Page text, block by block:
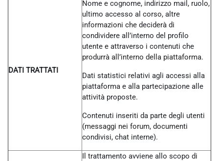
DATI TRATTATI
Nome e cognome, indirizzo mail, ruolo,
ultimo accesso al corso, altre
informazioni che deciderà di
condividere all’interno del profilo
utente e attraverso i contenuti che
produrrà all’interno della piattaforma.
Dati statistici relativi agli accessi alla
piattaforma e alla partecipazione alle
attività proposte.
Contenuti inseriti da parte degli utenti
(messaggi nei forum, documenti
condivisi, chat interne).
Il trattamento avviene allo scopo di